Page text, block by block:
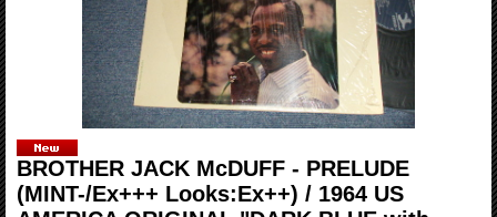
BROTHER JACK McDUFF - PRELUDE
(MINT-/Ex+++ Looks:Ex++) / 1964 US